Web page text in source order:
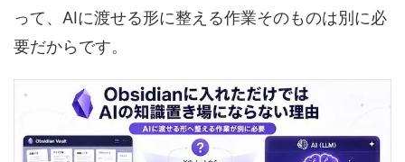
って、AIに渡せる形に整える作業そのものは別に必
要だからです。